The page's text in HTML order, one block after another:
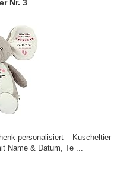
3
personalisiert – Kuscheltier
Name & Datum, Te ...